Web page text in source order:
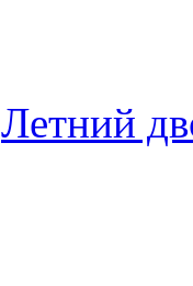
Летний